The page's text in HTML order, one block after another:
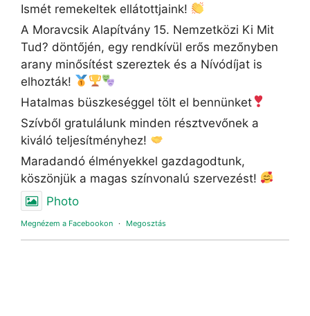
Ismét remekeltek ellátottjaink!
A Moravcsik Alapítvány 15. Nemzetközi Ki Mit
Tud? döntőjén, egy rendkívül erős mezőnyben
arany minősítést szereztek és a Nívódíjat is
elhozták!
Hatalmas büszkeséggel tölt el bennünket
Szívből gratulálunk minden résztvevőnek a
kiváló teljesítményhez!
Maradandó élményekkel gazdagodtunk,
köszönjük a magas színvonalú szervezést!
Photo
Megnézem a Facebookon · Megosztás